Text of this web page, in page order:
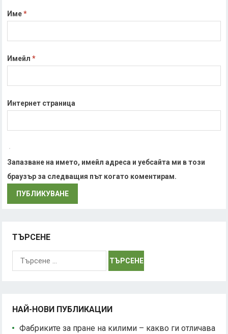
Име*
Имейл*
Интернет страница
Запазване на името, имейл адреса и уебсайта ми в този
браузър за следващия път когато коментирам.
ТЪРСЕНЕ
Търсене
НАЙ-НОВИ ПУБЛИКАЦИИ
Фабриките за пране на килими – какво ги отличава